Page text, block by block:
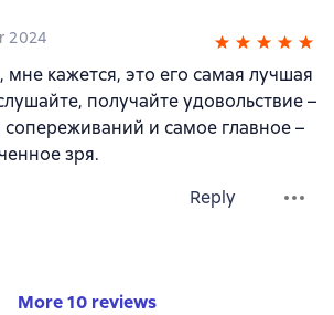
2024
кажется, это его самая лучшая
получайте удовольствие –
и самое главное –
зря.
Reply
More 10 reviews